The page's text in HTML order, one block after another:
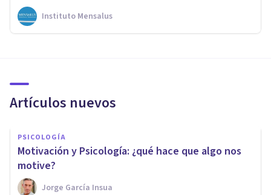
Instituto Mensalus
Artículos nuevos
PSICOLOGÍA
Motivación y Psicología: ¿qué hace que algo nos
motive?
Jorge García Insua